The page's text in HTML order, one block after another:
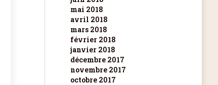
mai 2018
avril 2018
mars 2018
février 2018
janvier 2018
décembre 2017
novembre 2017
octobre 2017